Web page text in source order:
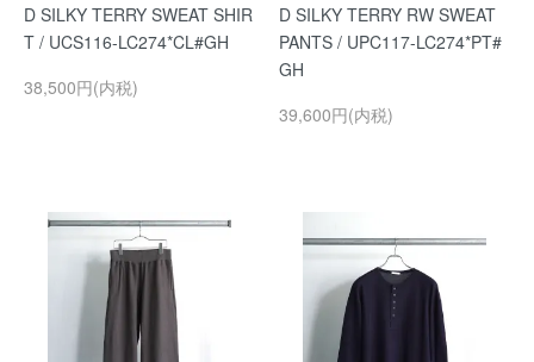
D SILKY TERRY SWEAT SHIR
T / UCS116-LC274*CL#GH
38,500円(内税)
D SILKY TERRY RW SWEAT
PANTS / UPC117-LC274*PT#
GH
39,600円(内税)